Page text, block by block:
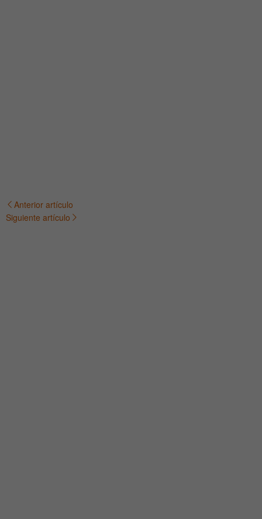
Navegación
Anterior artículo
Siguiente artículo